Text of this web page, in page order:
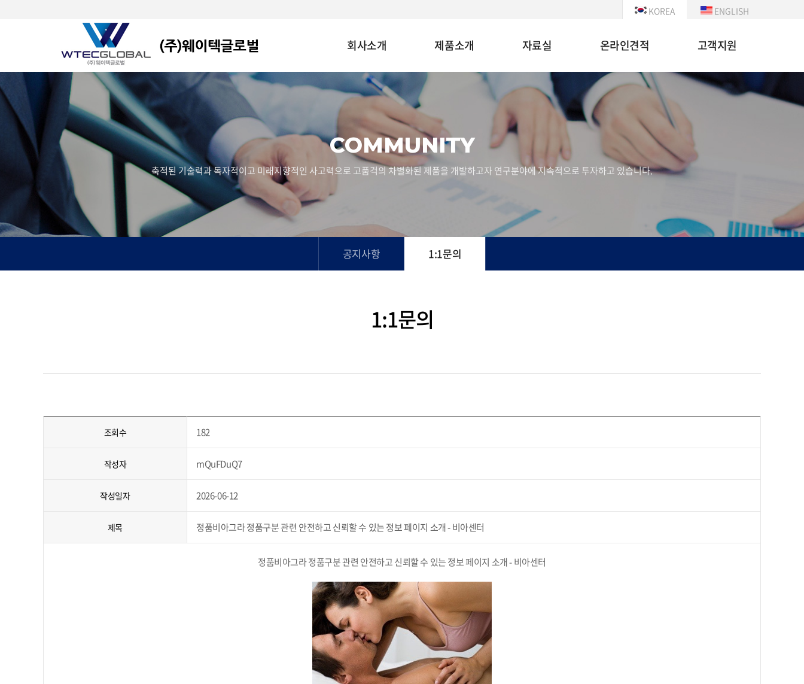
KOREA ENGLISH
회사소개 제품소개 자료실 온라인견적 고객지원
COMMUNITY
축적된 기술력과 독자적이고 미래지향적인 사고력으로 고품걱의 차별화된 제품을 개발하고자 연구분야에 지속적으로 투자하고 있습니다.
공지사항 1:1문의
1:1문의
조회수 182
작성자 mQuFDuQ7
작성일자 2026-06-12
제목 정품비아그라 정품구분 관련 안전하고 신뢰할 수 있는 정보 페이지 소개 - 비아센터
정품비아그라 정품구분 관련 안전하고 신뢰할 수 있는 정보 페이지 소개 - 비아센터